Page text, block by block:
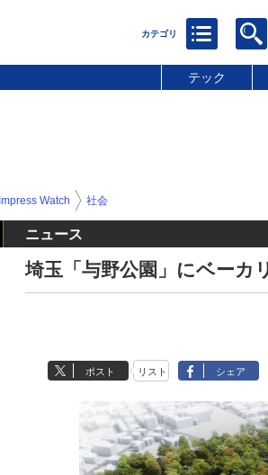
テック
Impress Watch 社会
ニュース
埼玉「与野公園」にベーカ
ポスト リスト シェア